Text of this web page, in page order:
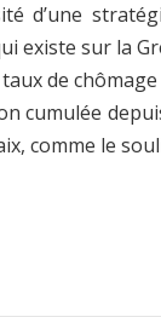
d’une
existe sur la
de
cumulée
comme le